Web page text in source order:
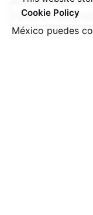
variará
México puedes
Cookie Policy